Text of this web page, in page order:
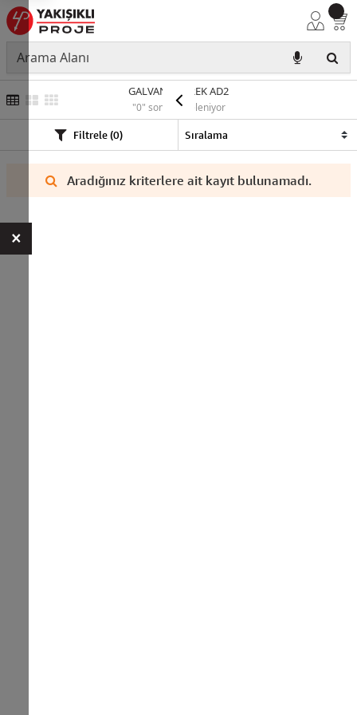
GALVANİZ DİREK AD2
"0" sonuç listeleniyor
Filtrele (0)
Aradığınız kriterlere ait kayıt bulunamadı.
×